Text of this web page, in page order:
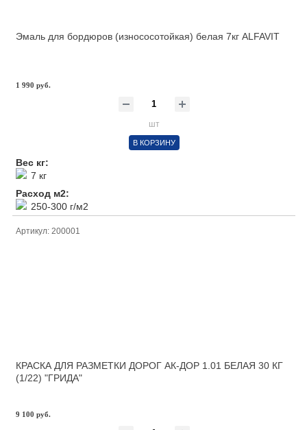
Эмаль для бордюров (износосотойкая) белая 7кг ALFAVIT
1 990 руб.
шт
В КОРЗИНУ
Вес кг:
7 кг
Расход м2:
250-300 г/м2
Артикул: 200001
КРАСКА ДЛЯ РАЗМЕТКИ ДОРОГ АК-ДОР 1.01 БЕЛАЯ 30 КГ
(1/22) "ГРИДА"
9 100 руб.